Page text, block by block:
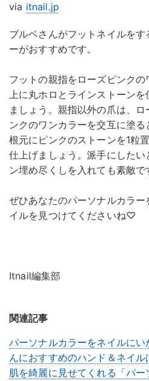
via itnail.jp
ブルベさんがフットネイルを
ーがおすすめです。
フットの親指をローズピンク
上に丸ホロとラインストーンを
ましょう。親指以外の爪は、
ンクのワンカラーを交互に塗る
根元にピンクのストーンを1粒
仕上げましょう。派手にした
ン埋め尽くしを入れても素敵で
ぜひあなたのパーソナルカラ
イルを見つけてくださいね♡
Itnail編集部
関連記事
パーソナルカラーをネイルに
んにおすすめのハンド＆ネイル
肌を綺麗に見せてくれる「パ